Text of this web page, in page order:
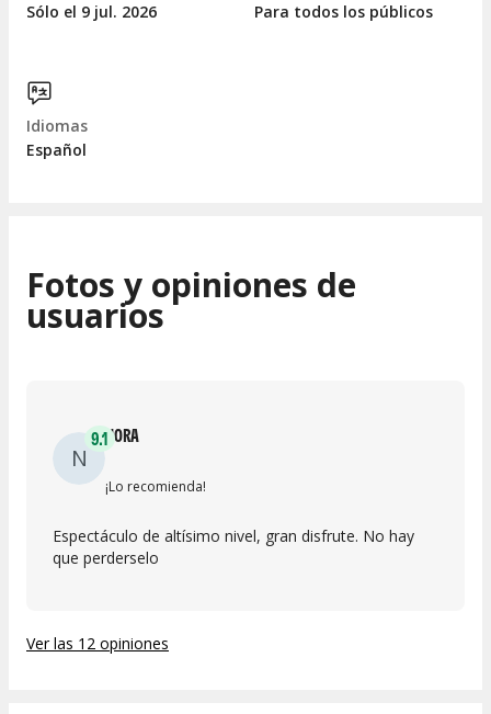
Sólo el 9 jul. 2026
Para todos los públicos
Idiomas
Español
Fotos y opiniones de
usuarios
N
9.1NORA
¡Lo recomienda!
Espectáculo de altísimo nivel, gran disfrute. No hay
que perderselo
Ver las 12 opiniones